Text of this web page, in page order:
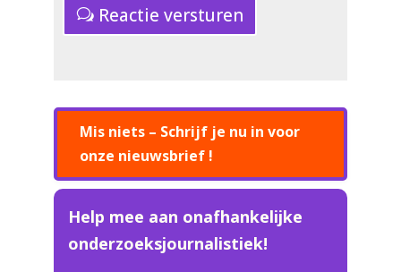
Reactie versturen
Mis niets – Schrijf je nu in voor
onze nieuwsbrief !
Help mee aan onafhankelijke
onderzoeksjournalistiek!